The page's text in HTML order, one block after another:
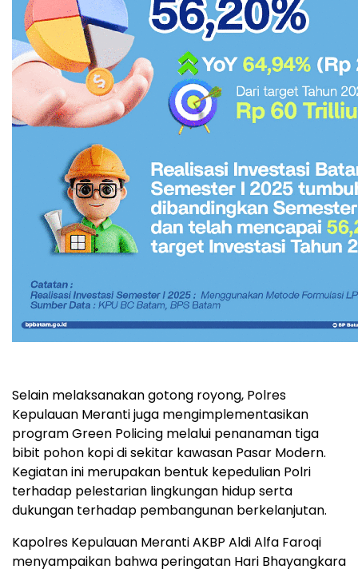
Selain melaksanakan gotong royong, Polres
Kepulauan Meranti juga mengimplementasikan
program Green Policing melalui penanaman tiga
bibit pohon kopi di sekitar kawasan Pasar Modern.
Kegiatan ini merupakan bentuk kepedulian Polri
terhadap pelestarian lingkungan hidup serta
dukungan terhadap pembangunan berkelanjutan.
Kapolres Kepulauan Meranti AKBP Aldi Alfa Faroqi
menyampaikan bahwa peringatan Hari Bhayangkara